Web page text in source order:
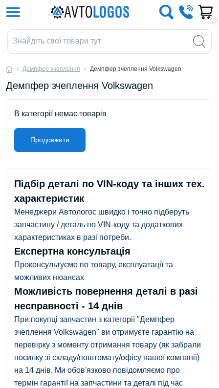
Демпфер зчеплення Демпфер зчеплення Volkswagen
Демпфер зчеплення Volkswagen
В категорії немає товарів
Продовжити
Підбір деталі по VIN-коду та інших тех.
характеристик
Менеджери Автологос швидко і точно підберуть
запчастину / деталь по VIN-коду та додаткових
характеристиках в разі потреби.
Експертна консультація
Проконсультуємо по товару, експлуатації та
можливих нюансах
Можливість повернення деталі в разі
несправності - 14 днів
При покупці запчастин з категорії "Демпфер
зчеплення Volkswagen" ви отримуєте гарантію на
перевірку з моменту отримання товару (як забрали
посилку зі складу/поштомату/офісу нашої компанії)
на 14 днів. Ми обов'язково повідомляємо про
термін гарантії на запчастини та деталі під час